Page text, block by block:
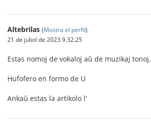
Altebrilas (Mostra el perfil)
21 de juliol de 2023 9.32.25
Estas nomoj de vokaloj aŭ de muzikaj tonoj.
Hufofero en formo de U
Ankaŭ estas la artikolo l'